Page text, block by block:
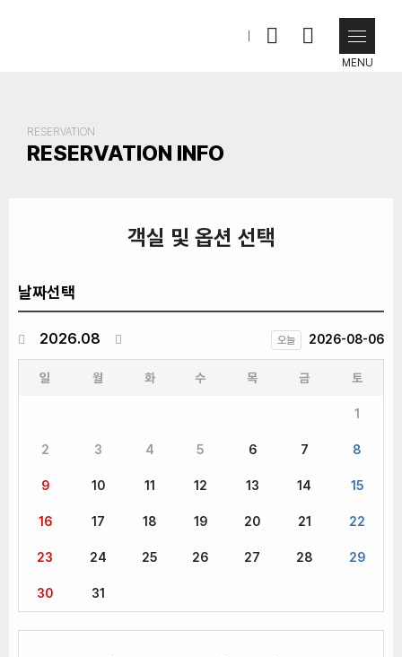
인제나들목캠핑장
MENU
RESERVATION
RESERVATION INFO
객실 및 옵션 선택
날짜선택
2026.08 오늘 2026-08-06
일 월 화 수 목 금 토
1
2 3 4 5 6 7 8
9 10 11 12 13 14 15
16 17 18 19 20 21 22
23 24 25 26 27 28 29
30 31